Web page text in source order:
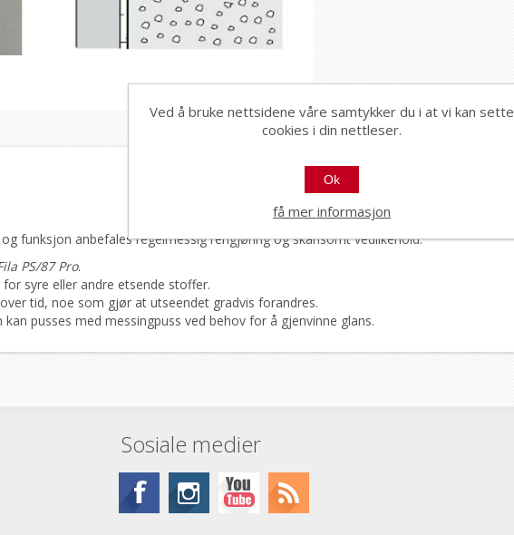
funksjon anbefales regelmessig rengjøring og skånsomt vedlikehold.
PS/87 Pro.
syre eller andre etsende stoffer.
tid, noe som gjør at utseendet gradvis forandres.
pusses med messingpuss ved behov for å gjenvinne glans.
Sosiale medier
Ved å bruke nettsidene våre samtykker du i at vi kan sette
cookies i din nettleser.
Ok
få mer informasjon